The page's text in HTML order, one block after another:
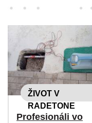
ŽIVOT V
RADETONE
Profesionáli vo